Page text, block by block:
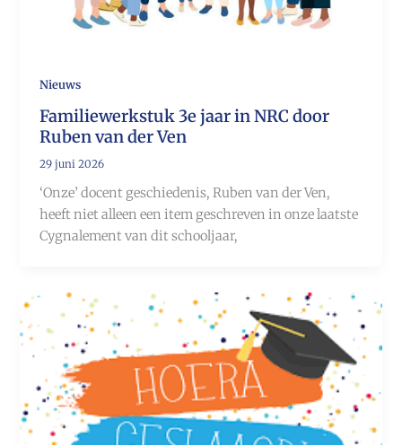
Nieuws
Familiewerkstuk 3e jaar in NRC door
Ruben van der Ven
29 juni 2026
‘Onze’ docent geschiedenis, Ruben van der Ven,
heeft niet alleen een item geschreven in onze laatste
Cygnalement van dit schooljaar,